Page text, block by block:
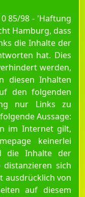
85/98 - 'Haftung
Hamburg, dass
die Inhalte der
hat. Dies
werden,
diesen Inhalten
den folgenden
nur Links zu
Aussage:
im Internet gilt,
keinerlei
die Inhalte der
sich
ausdrücklich von
auf diesem